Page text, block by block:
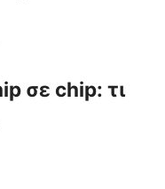
σε chip: τι